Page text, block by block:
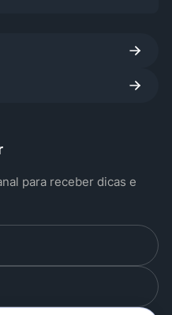
para receber dicas e